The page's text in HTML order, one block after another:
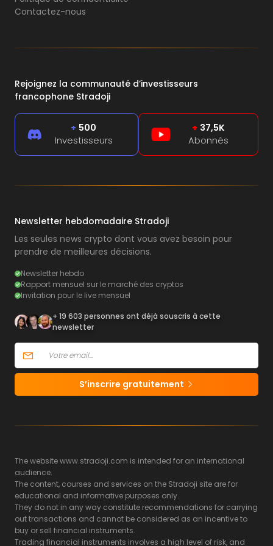
Contactez-nous
Rejoignez la communauté d’investisseurs
francophone Stradoji
+ 500
Investisseurs
+ 37,5K
Abonnés
Newsletter hebdomadaire Stradoji
Les seules news crypto dont vous avez besoin pour
prendre de meilleures décisions.
Newsletter hebdo
Rapport mensuel sur le marché des cryptos
Invitation pour le live mensuel
+ 19 603 personnes ont déjà souscris à cette
newsletter
S’inscrire gratuitement
The website www.stradoji.com is intended for an international
audience.
The content, courses and services on the Stradoji site are for
educational and informative purposes only.
They do not in any way constitute recommendations for carrying
out transactions and cannot be considered as an incentive to
buy or sell financial instruments.
Trading financial instruments involves a high level of risk, and